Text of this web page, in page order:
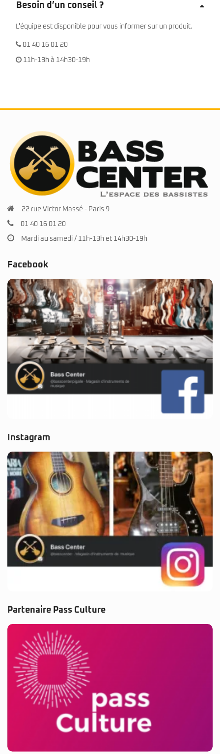
Besoin d’un conseil ?
L'équipe est disponible pour vous informer sur un produit.
01 40 16 01 20
11h-13h à 14h30-19h
22 rue Victor Massé - Paris 9
01 40 16 01 20
Mardi au samedi / 11h-13h et 14h30-19h
Facebook
Instagram
Partenaire Pass Culture